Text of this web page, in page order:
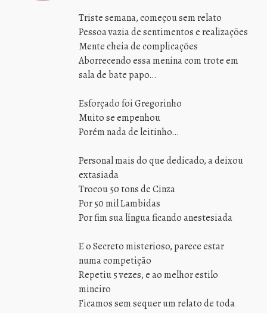
Triste semana, começou sem relato
Pessoa vazia de sentimentos e realizações
Mente cheia de complicações
Aborrecendo essa menina com trote em
sala de bate papo…
Esforçado foi Gregorinho
Muito se empenhou
Porém nada de leitinho…
Personal mais do que dedicado, a deixou
extasiada
Trocou 50 tons de Cinza
Por 50 mil Lambidas
Por fim sua língua ficando anestesiada
E o Secreto misterioso, parece estar
numa competição
Repetiu 5 vezes, e ao melhor estilo
mineiro
Ficamos sem sequer um relato de toda